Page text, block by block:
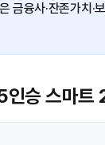
금융사·잔존가치
인승 스마